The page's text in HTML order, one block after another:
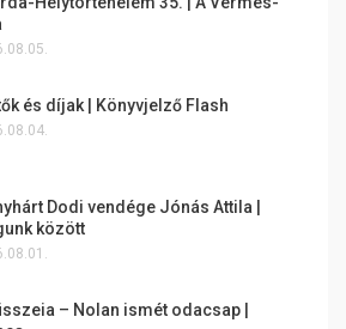
és díjak | Könyvjelző Flash
Dodi vendége Jónás Attila |
között
– Nolan ismét odacsap |